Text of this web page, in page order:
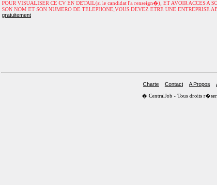
POUR VISUALISER CE CV EN DETAIL(si le candidat l'a renseign�), ET AVOIR ACCES A
SON NOM ET SON NUMERO DE TELEPHONE,VOUS DEVEZ ETRE UNE ENTREPRISE
gratuitement
Charte Contact A Propos
� CentralJob - Tous droits